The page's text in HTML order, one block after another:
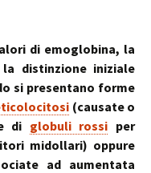
di emoglobina, la
distinzione iniziale
si presentano forme
(causate o
di globuli rossi per
midollari) oppure
ad aumentata